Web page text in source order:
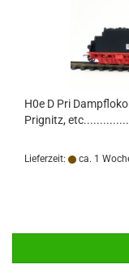
H0e D Pri
Prignitz,
Lieferzeit: ca. 1